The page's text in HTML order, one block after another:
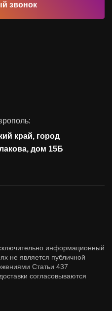
копирования данных
звонок
край, город
дом 15Б
информационный
не является публичной
Статьи 437
согласовываются